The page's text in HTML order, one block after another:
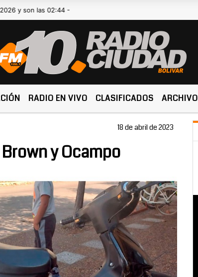
son las 02:44 -
RADIO EN VIVO CLASIFICADOS ARCHIVO
18 de abril de 2023
y Ocampo